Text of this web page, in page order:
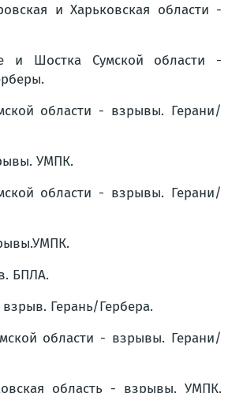
и Харьковская области -
и Шостка Сумской области -
области - взрывы. Герани/
УМПК.
области - взрывы. Герани/
БПЛА.
взрыв. Герань/Гербера.
области - взрывы. Герани/
область - взрывы. УМПК.